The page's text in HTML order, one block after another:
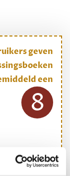
geven
een
8